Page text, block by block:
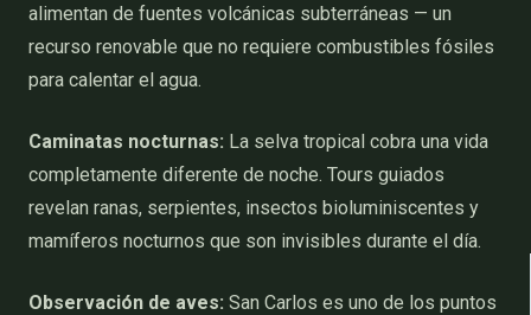
alimentan de fuentes volcánicas subterráneas — un
recurso renovable que no requiere combustibles fósiles
para calentar el agua.
Caminatas nocturnas: La selva tropical cobra una vida
completamente diferente de noche. Tours guiados
revelan ranas, serpientes, insectos bioluminiscentes y
mamíferos nocturnos que son invisibles durante el día.
Observación de aves: San Carlos es uno de los puntos